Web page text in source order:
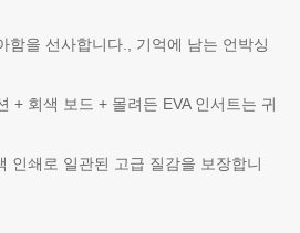
함을 선사합니다., 기억에 남는 언박싱
+ 회색 보드 + 몰려든 EVA 인서트는 귀
인쇄로 일관된 고급 질감을 보장합니